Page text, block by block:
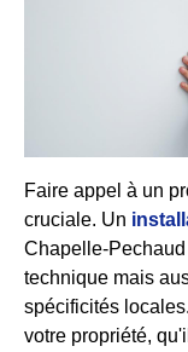
Faire appel à un
cruciale. Un
Chapelle-
technique mais
spécificités
votre propriété,